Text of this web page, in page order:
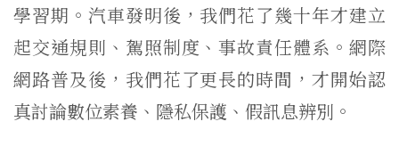
學習期。汽車發明後，我們花了幾十年才建立
起交通規則、駕照制度、事故責任體系。網際
網路普及後，我們花了更長的時間，才開始認
真討論數位素養、隱私保護、假訊息辨別。